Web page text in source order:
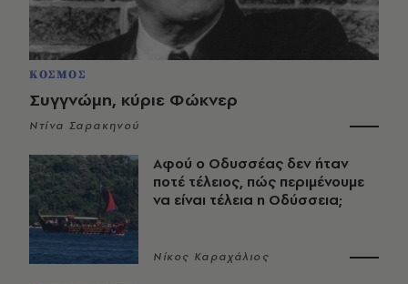
ΚΟΣΜΟΣ
Συγγνώμη, κύριε Φώκνερ
Ντίνα Σαρακηνού
Αφού ο Οδυσσέας δεν ήταν
ποτέ τέλειος, πώς περιμένουμε
να είναι τέλεια η Οδύσσεια;
Νίκος Καραχάλιος